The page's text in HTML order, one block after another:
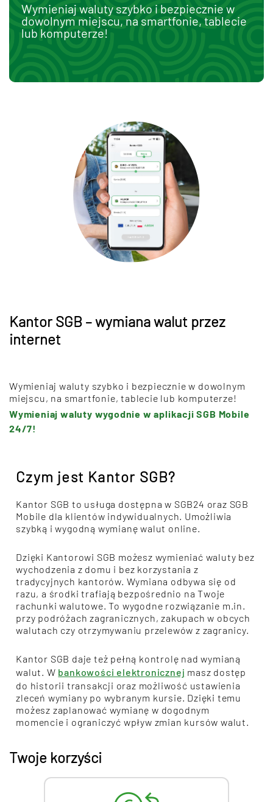
Wymieniaj waluty szybko i bezpiecznie w
dowolnym miejscu, na smartfonie, tablecie
lub komputerze!
Kantor SGB – wymiana walut przez
internet
Wymieniaj waluty szybko i bezpiecznie w dowolnym
miejscu, na smartfonie, tablecie lub komputerze!
Wymieniaj waluty wygodnie w aplikacji SGB Mobile
24/7!
Czym jest Kantor SGB?
Kantor SGB to usługa dostępna w SGB24 oraz SGB
Mobile dla klientów indywidualnych. Umożliwia
szybką i wygodną wymianę walut online.
Dzięki Kantorowi SGB możesz wymieniać waluty bez
wychodzenia z domu i bez korzystania z
tradycyjnych kantorów. Wymiana odbywa się od
razu, a środki trafiają bezpośrednio na Twoje
rachunki walutowe. To wygodne rozwiązanie m.in.
przy podróżach zagranicznych, zakupach w obcych
walutach czy otrzymywaniu przelewów z zagranicy.
Kantor SGB daje też pełną kontrolę nad wymianą
walut. W bankowości elektronicznej masz dostęp
do historii transakcji oraz możliwość ustawienia
zleceń wymiany po wybranym kursie. Dzięki temu
możesz zaplanować wymianę w dogodnym
momencie i ograniczyć wpływ zmian kursów walut.
Twoje korzyści